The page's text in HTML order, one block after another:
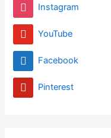
Instagram
YouTube
Facebook
Pinterest